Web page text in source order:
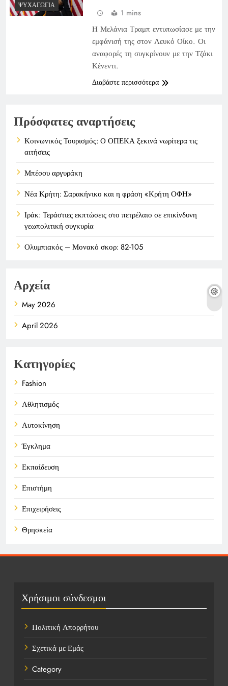
ΨΥΧΑΓΩΓΊΑ
1 mins
Η Μελάνια Τραμπ εντυπωσίασε με την
εμφάνισή της στον Λευκό Οίκο. Οι
αναφορές τη συγκρίνουν με την Τζάκι
Κένεντι.
Διαβάστε περισσότερα
Πρόσφατες αναρτήσεις
Κοινωνικός Τουρισμός: Ο ΟΠΕΚΑ ξεκινά νωρίτερα τις
αιτήσεις
Μπέσσυ αργυράκη
Νέα Κρήτη: Σαρακήνικο και η φράση «Κρήτη ΟΦΗ»
Ιράκ: Τεράστιες εκπτώσεις στο πετρέλαιο σε επικίνδυνη
γεωπολιτική συγκυρία
Ολυμπιακός – Μονακό σκορ: 82-105
Αρχεία
May 2026
April 2026
Κατηγορίες
Fashion
Αθλητισμός
Αυτοκίνηση
Έγκλημα
Εκπαίδευση
Επιστήμη
Επιχειρήσεις
Θρησκεία
Πολιτική
Υγεία
Ψυχαγωγία
Χρήσιμοι σύνδεσμοι
Πολιτική Απορρήτου
Σχετικά με Εμάς
Category